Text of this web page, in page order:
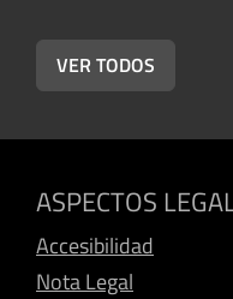
VER TODOS
ASPECTOS
Accesibilidad
Nota Legal